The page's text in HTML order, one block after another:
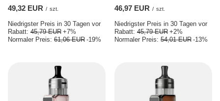
49,32 EUR / szt.
Niedrigster Preis in 30 Tagen vor
Rabatt: 45,79 EUR +7%
Normaler Preis: 61,06 EUR -19%
46,97 EUR / szt.
Niedrigster Preis in 30 Tagen vor
Rabatt: 45,79 EUR +2%
Normaler Preis: 54,01 EUR -13%